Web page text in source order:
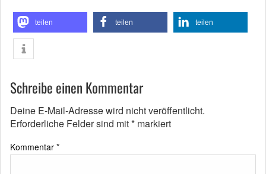
teilen teilen teilen
Schreibe einen Kommentar
Deine E-Mail-Adresse wird nicht veröffentlicht.
Erforderliche Felder sind mit* markiert
Kommentar *